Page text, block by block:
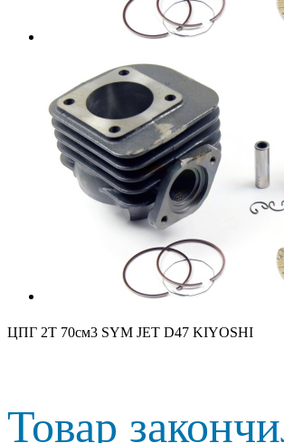
ЦПГ 2T 70см3 SYM JET D47 KIYOSHI
Товар